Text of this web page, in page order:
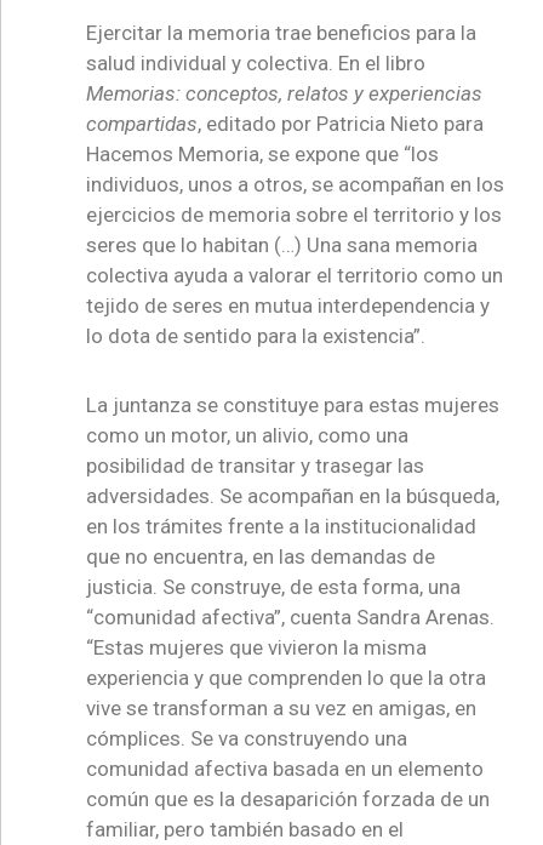
Ejercitar la memoria trae beneficios para la
salud individual y colectiva. En el libro
Memorias: conceptos, relatos y experiencias
compartidas, editado por Patricia Nieto para
Hacemos Memoria, se expone que “los
individuos, unos a otros, se acompañan en los
ejercicios de memoria sobre el territorio y los
seres que lo habitan (…) Una sana memoria
colectiva ayuda a valorar el territorio como un
tejido de seres en mutua interdependencia y
lo dota de sentido para la existencia”.
La juntanza se constituye para estas mujeres
como un motor, un alivio, como una
posibilidad de transitar y trasegar las
adversidades. Se acompañan en la búsqueda,
en los trámites frente a la institucionalidad
que no encuentra, en las demandas de
justicia. Se construye, de esta forma, una
“comunidad afectiva”, cuenta Sandra Arenas.
“Estas mujeres que vivieron la misma
experiencia y que comprenden lo que la otra
vive se transforman a su vez en amigas, en
cómplices. Se va construyendo una
comunidad afectiva basada en un elemento
común que es la desaparición forzada de un
familiar, pero también basado en el